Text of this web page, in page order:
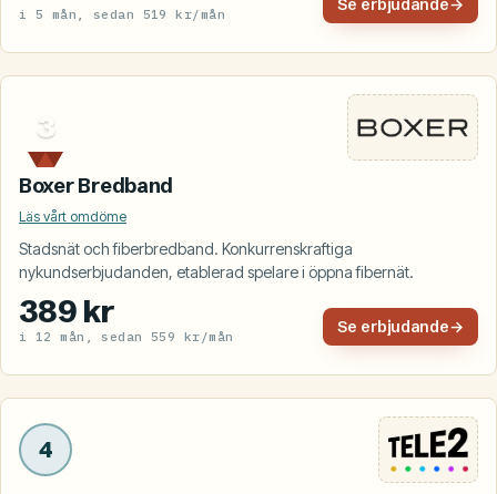
i 5 mån, sedan 519 kr/mån Se erbjudande→
3
Boxer Bredband
Läs vårt omdöme
Stadsnät och fiberbredband. Konkurrenskraftiga
nykundserbjudanden, etablerad spelare i öppna fibernät.
389 kr
i 12 mån, sedan 559 kr/mån Se erbjudande→
4